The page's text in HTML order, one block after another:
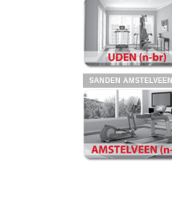
SANDEN AMSTELVEEN